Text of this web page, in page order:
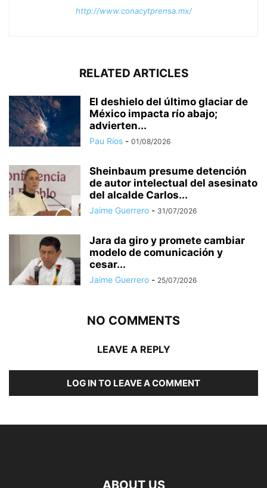
http://www.conacytprensa.mx/
RELATED ARTICLES
El deshielo del último glaciar de
México impacta río abajo;
advierten...
Pau Ríos - 01/08/2026
Sheinbaum presume detención
de autor intelectual del asesinato
del alcalde Carlos...
Jaime Guerrero - 31/07/2026
Jara da giro y promete cambiar
modelo de comunicación y
cesar...
Jaime Guerrero - 25/07/2026
NO COMMENTS
LEAVE A REPLY
LOG IN TO LEAVE A COMMENT
ABOUT US